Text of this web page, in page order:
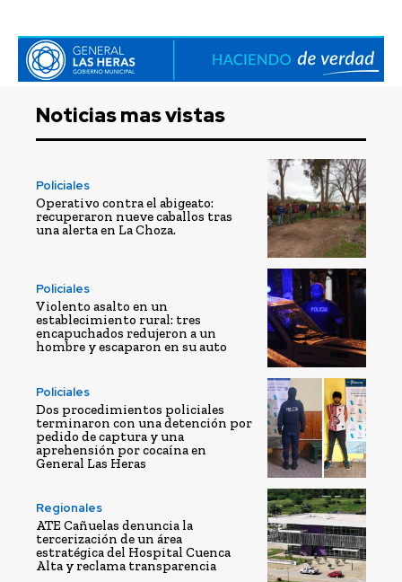
Noticias mas vistas
Policiales
Operativo contra el abigeato:
recuperaron nueve caballos tras
una alerta en La Choza.
Policiales
Violento asalto en un
establecimiento rural: tres
encapuchados redujeron a un
hombre y escaparon en su auto
Policiales
Dos procedimientos policiales
terminaron con una detención por
pedido de captura y una
aprehensión por cocaína en
General Las Heras
Regionales
ATE Cañuelas denuncia la
tercerización de un área
estratégica del Hospital Cuenca
Alta y reclama transparencia